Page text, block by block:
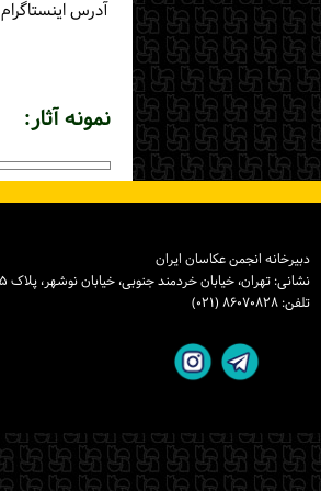
آدرس اینستاگرام
نمونه آثار:
دبیرخانه انجمن عکاسان ایران
نشانی: تهران، خیابان خردمند جنوبی، خیابان نوشهر، پلاک ۱۵ ساختمان شماره ۲ خانه هنرمندان ایران، واحد ۸
تلفن: ۸۶۰۷۰۸۲۸ (۰۲۱)